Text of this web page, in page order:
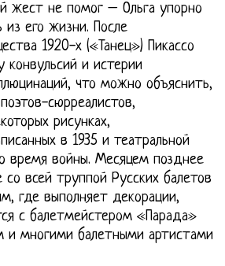
жест не помог – Ольга упорно
из его жизни. После
1920-х («Танец») Пикассо
и истерии
что можно объяснить,
сюрреалистов,
рисунках,
в 1935 и театральной
время войны. Месяцем позднее
всей труппой Русских балетов
где выполняет декорации,
с балетмейстером «Парада»
многими балетными артистами